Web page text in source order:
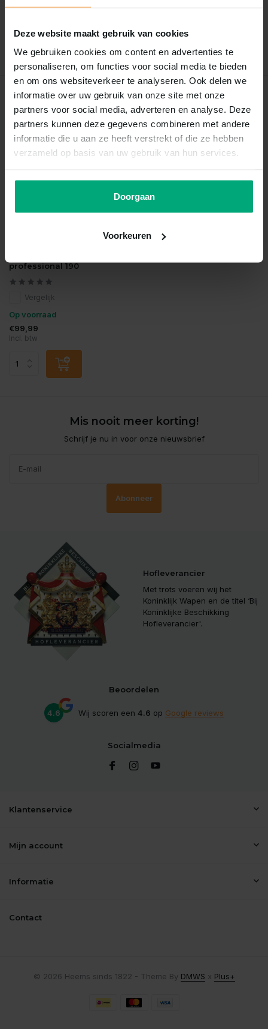
Deze website maakt gebruik van cookies
We gebruiken cookies om content en advertenties te
personaliseren, om functies voor social media te bieden
en om ons websiteverkeer te analyseren. Ook delen we
informatie over uw gebruik van onze site met onze
partners voor social media, adverteren en analyse. Deze
partners kunnen deze gegevens combineren met andere
informatie die u aan ze heeft verstrekt of die ze hebben
verzameld op basis van uw gebruik van hun services.
Doorgaan
Voorkeuren
Recent bekeken
professional 190
Vergelijk
Op voorraad
€99,99
Incl. btw
Mis nooit meer korting!
Schrijf je nu in voor onze nieuwsbrief
Abonneer
Hofleverancier
Met trots voeren wij het
Koninklijk Wapen en de titel ‘Bij
Koninklijke Beschikking
Hofleverancier'.
Beoordelen
4.6 Wij scoren een 4.6 op Google reviews
Socialmedia
Klantenservice
Mijn account
Informatie
Contact
© 2026 Heems sinds 1822 - Theme By DMWS x Plus+